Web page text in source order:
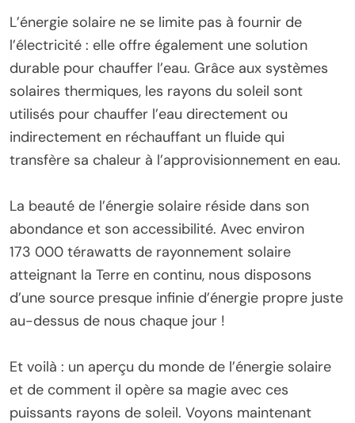
L’énergie solaire ne se limite pas à fournir de
l’électricité : elle offre également une solution
durable pour chauffer l’eau. Grâce aux systèmes
solaires thermiques, les rayons du soleil sont
utilisés pour chauffer l’eau directement ou
indirectement en réchauffant un fluide qui
transfère sa chaleur à l’approvisionnement en eau.
La beauté de l’énergie solaire réside dans son
abondance et son accessibilité. Avec environ
173 000 térawatts de rayonnement solaire
atteignant la Terre en continu, nous disposons
d’une source presque infinie d’énergie propre juste
au-dessus de nous chaque jour !
Et voilà : un aperçu du monde de l’énergie solaire
et de comment il opère sa magie avec ces
puissants rayons de soleil. Voyons maintenant